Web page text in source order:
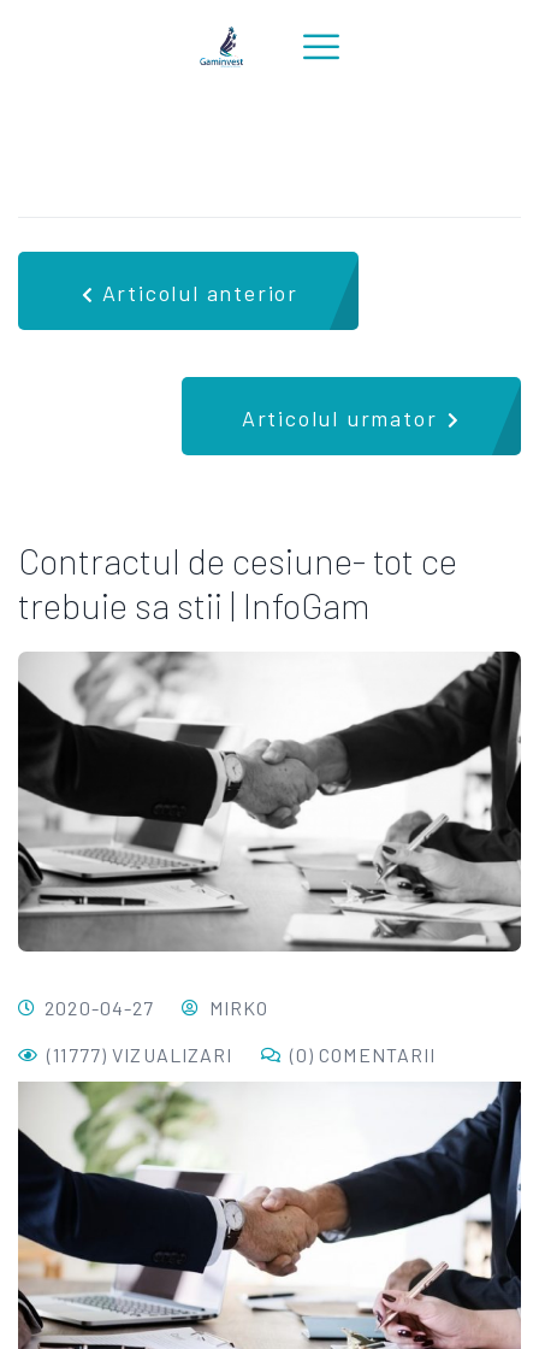
Articolul anterior
Articolul urmator
Contractul de cesiune- tot ce
trebuie sa stii | InfoGam
2020-04-27 MIRKO
(11777) VIZUALIZARI (0) COMENTARII